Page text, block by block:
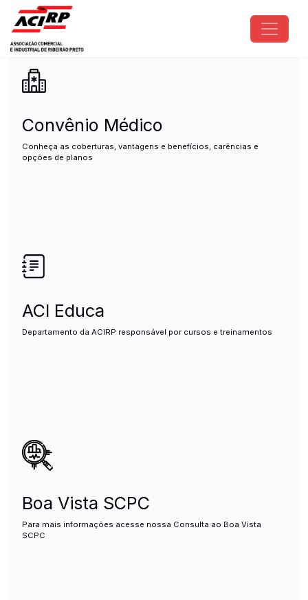
Pular para o conteúdo principal
ACIRP - Associação Comercial
Convênio Médico
Conheça as coberturas, vantagens e benefícios, carências e
opções de planos
ACI Educa
Departamento da ACIRP responsável por cursos e treinamentos
Boa Vista SCPC
Para mais informações acesse nossa Consulta ao Boa Vista
SCPC